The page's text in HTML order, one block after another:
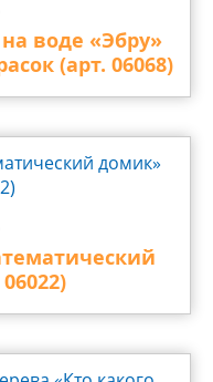
воде «Эбру»
(арт. 06068)